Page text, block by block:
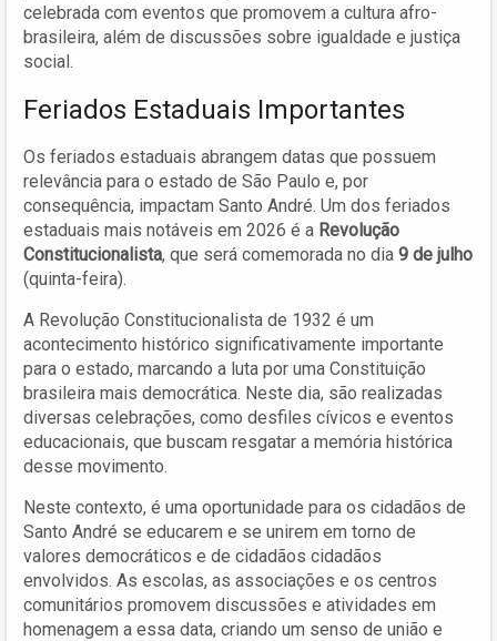
celebrada com eventos que promovem a cultura afro-
brasileira, além de discussões sobre igualdade e justiça
social.
Feriados Estaduais Importantes
Os feriados estaduais abrangem datas que possuem
relevância para o estado de São Paulo e, por
consequência, impactam Santo André. Um dos feriados
estaduais mais notáveis em 2026 é a Revolução
Constitucionalista, que será comemorada no dia 9 de julho
(quinta-feira).
A Revolução Constitucionalista de 1932 é um
acontecimento histórico significativamente importante
para o estado, marcando a luta por uma Constituição
brasileira mais democrática. Neste dia, são realizadas
diversas celebrações, como desfiles cívicos e eventos
educacionais, que buscam resgatar a memória histórica
desse movimento.
Neste contexto, é uma oportunidade para os cidadãos de
Santo André se educarem e se unirem em torno de
valores democráticos e de cidadãos cidadãos
envolvidos. As escolas, as associações e os centros
comunitários promovem discussões e atividades em
homenagem a essa data, criando um senso de união e